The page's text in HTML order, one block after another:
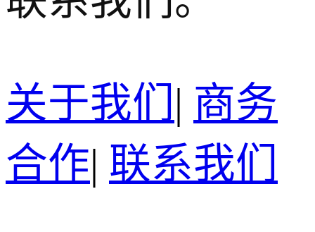
关于我们 | 商务
合作| 联系我们